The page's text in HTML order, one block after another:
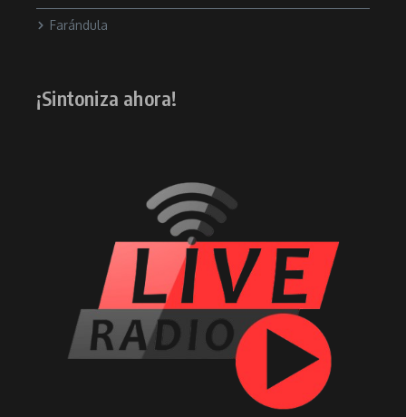
Farándula
¡Sintoniza ahora!